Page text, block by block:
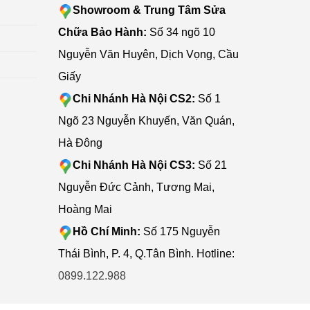
hỏng
vụ
và
sát
em
Showroom & Trung Tâm Sửa
Chữa Bảo Hành: Số 34 ngõ 10
Nguyễn Văn Huyên, Dịch Vọng, Cầu
Giấy
Chi Nhánh Hà Nội CS2: Số 1
Ngõ 23 Nguyễn Khuyến, Văn Quán,
Hà Đông
Chi Nhánh Hà Nội CS3: Số 21
Nguyễn Đức Cảnh, Tương Mai,
Hoàng Mai
Hồ Chí Minh: Số 175 Nguyễn
Thái Bình, P. 4, Q.Tân Bình. Hotline:
0899.122.988